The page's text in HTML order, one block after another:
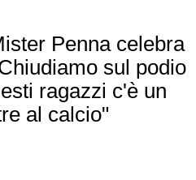
Penna celebra
sul podio
ragazzi c'è un
al calcio"